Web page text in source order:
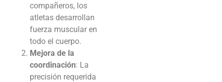
compañeros, los
atletas desarrollan
fuerza muscular en
todo el cuerpo.
Mejora de la
coordinación: La
precisión requerida